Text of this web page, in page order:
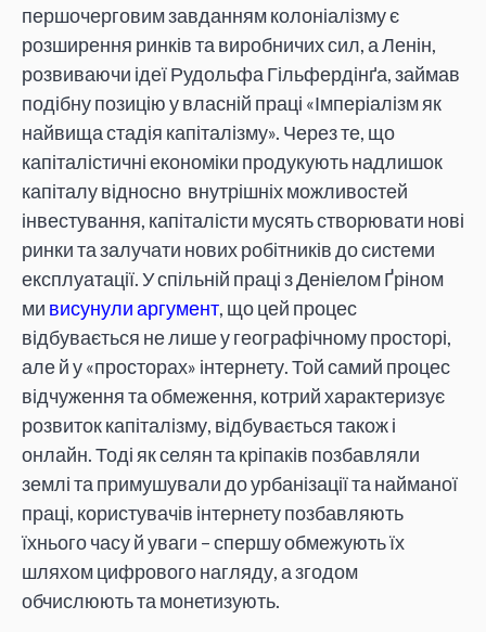
першочерговим завданням колоніалізму є
розширення ринків та виробничих сил, а Ленін,
розвиваючи ідеї Рудольфа Гільфердінґа, займав
подібну позицію у власній праці «Імперіалізм як
найвища стадія капіталізму». Через те, що
капіталістичні економіки продукують надлишок
капіталу відносно внутрішніх можливостей
інвестування, капіталісти мусять створювати нові
ринки та залучати нових робітників до системи
експлуатації. У спільній праці з Деніелом Ґріном
ми висунули аргумент, що цей процес
відбувається не лише у географічному просторі,
але й у «просторах» інтернету. Той самий процес
відчуження та обмеження, котрий характеризує
розвиток капіталізму, відбувається також і
онлайн. Тоді як селян та кріпаків позбавляли
землі та примушували до урбанізації та найманої
праці, користувачів інтернету позбавляють
їхнього часу й уваги – спершу обмежують їх
шляхом цифрового нагляду, а згодом
обчислюють та монетизують.